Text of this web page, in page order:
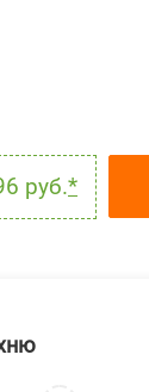
руб.*